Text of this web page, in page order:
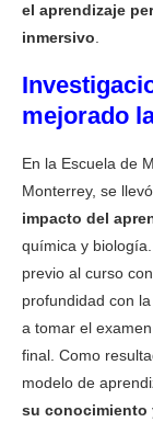
el aprendizaje
inmersivo.
mejorado
En la Escuela de
Monterrey, se
impacto del
química y
previo al curso
profundidad con
a tomar el
final. Como
modelo de
su conocimiento